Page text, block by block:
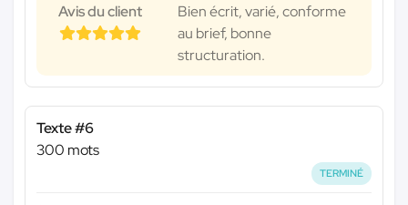
Avis du client
Bien écrit, varié, conforme
au brief, bonne
structuration.
Texte #6
300 mots
TERMINÉ